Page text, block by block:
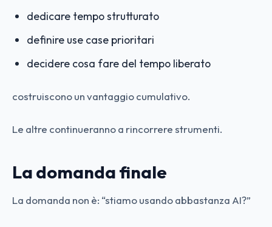
dedicare tempo strutturato
definire use case prioritari
decidere cosa fare del tempo liberato
costruiscono un vantaggio cumulativo.
Le altre continueranno a rincorrere strumenti.
La domanda finale
La domanda non è: “stiamo usando abbastanza AI?”